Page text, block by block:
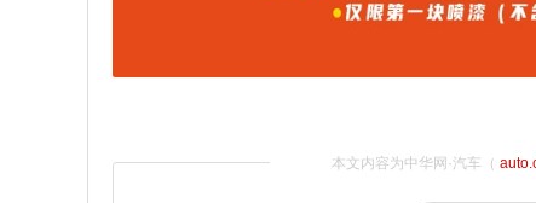
本文内容为中华网·汽车（